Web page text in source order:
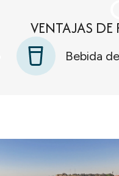
VENTAJAS DE
Bebida